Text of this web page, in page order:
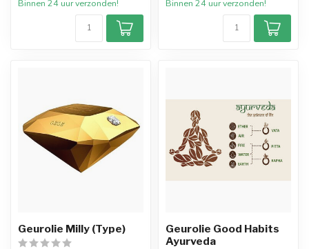
Binnen 24 uur verzonden! Binnen 24 uur verzonden!
Geurolie Milly (Type)
Geurolie Good Habits
Ayurveda